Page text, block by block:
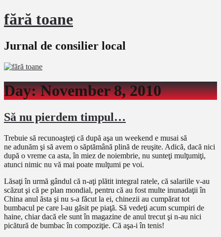
fără toane
Jurnal de consilier local
Day:November 8, 2010
Să nu pierdem timpul…
Trebuie să recunoaşteţi că după aşa un weekend e musai să
ne adunăm şi să avem o săptămână plină de reuşite. Adică, dacă nici
după o vreme ca asta, în miez de noiembrie, nu sunteţi mulţumiţi,
atunci nimic nu vă mai poate mulţumi pe voi.
Lăsaţi în urmă gândul că n-aţi plătit integral ratele, că salariile v-au
scăzut şi că pe plan mondial, pentru că au fost multe inunadaţii în
China anul ăsta şi nu s-a făcut la ei, chinezii au cumpărat tot
bumbacul pe care l-au găsit pe piaţă. Să vedeţi acum scumpiri de
haine, chiar dacă ele sunt în magazine de anul trecut şi n-au nici
picătură de bumbac în compoziţie. Că aşa-i în tenis!